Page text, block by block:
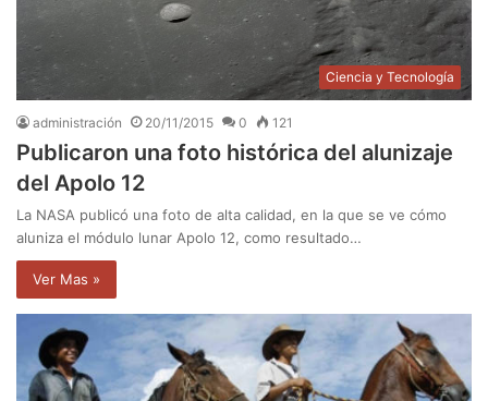
Ciencia y Tecnología
administración 20/11/2015 0 121
Publicaron una foto histórica del alunizaje
del Apolo 12
La NASA publicó una foto de alta calidad, en la que se ve cómo
aluniza el módulo lunar Apolo 12, como resultado…
Ver Mas »